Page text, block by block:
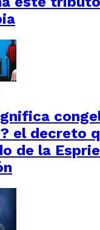
el decreto
de la